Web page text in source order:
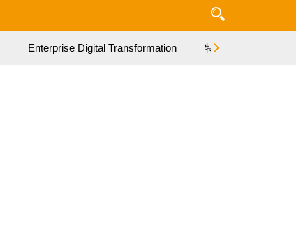
Enterprise Digital Transformation 特集